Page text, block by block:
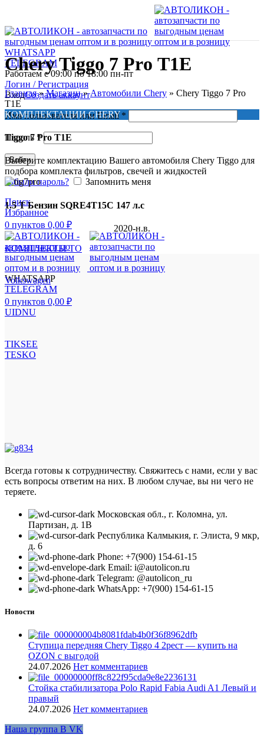
WHATSAPP
TELEGRAM
Работаем с 09:00 по 18:00 пн-пт
Логин / Регистрация
ВходСоздать аккаунт
Имя пользователя или Email *
Пароль *
Войти
Забыли пароль?
Запомнить меня
Поиск
Избранное
0 пунктов 0,00 ₽
WHATSAPP
TELEGRAM
0 пунктов 0,00 ₽
Chery Tiggo 7 Prо T1E
Главная»Магазин»Автомобили Chery » Chery Tiggo 7 Prо
T1E
КОМПЛЕКТАЦИИ CHERY
Tiggo 7 Prо T1E
Выберите комплектацию Вашего автомобиля Chery Tiggo для
подбора комплекта фильтров, свечей и жидкостей
1.5 T Бензин SQRЕ4Т15С 147 л.с
2020-н.в.
КОМПЛЕКТЫ ТО
Volkswagen
UIDNU
TIKSEE
TESKO
Всегда готовы к сотрудничеству. Свяжитесь с нами, если у вас
есть вопросы ответим на них. В любом случае, вы ни чего не
теряете.
Московская обл., г. Коломна, ул.
Партизан, д. 1В
Республика Калмыкия, г. Элиста, 9 мкр,
д. 6
Phone: +7(900) 154-61-15
Email: i@autolicon.ru
Telegram: @autolicon_ru
WhatsApp: +7(900) 154-61-15
Новости
Ступица передняя Chery Tiggo 4 2рест — купить на
OZON с выгодой
24.07.2026 Нет комментариев
Стойка стабилизатора Polo Rapid Fabia Audi A1 Левый и
правый
24.07.2026 Нет комментариев
Наша группа В VK